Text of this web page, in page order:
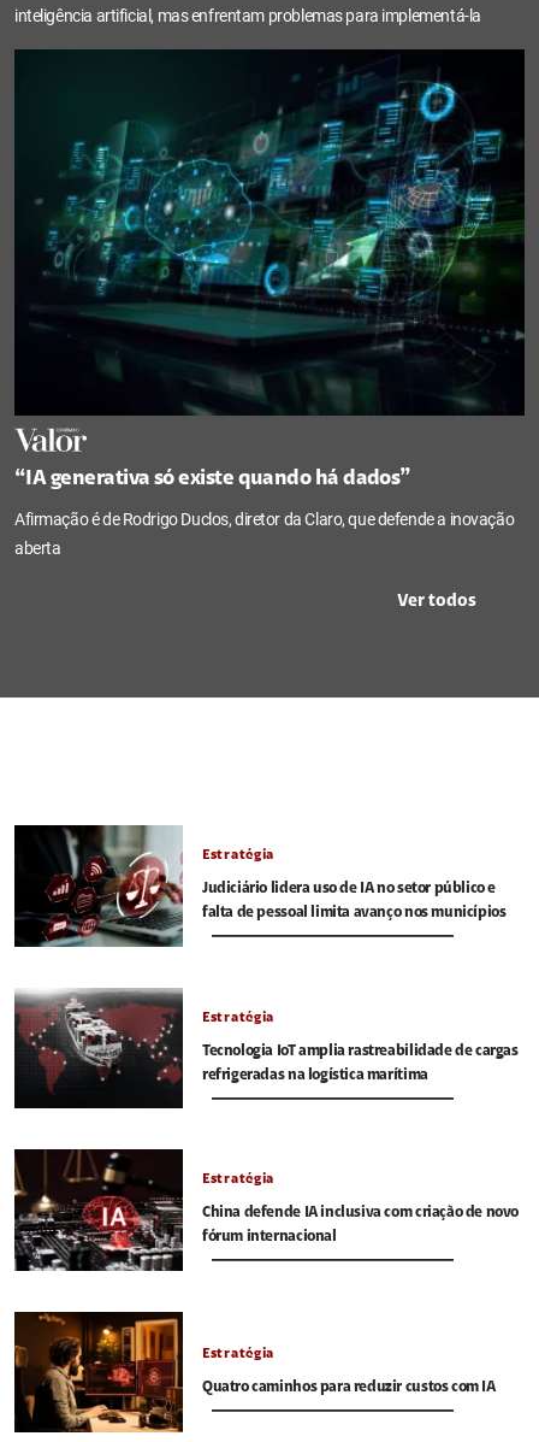
inteligência artificial, mas enfrentam problemas para implementá-la
“IA generativa só existe quando há dados”
Afirmação é de Rodrigo Duclos, diretor da Claro, que defende a inovação
aberta
Ver todos
Estratégia
Judiciário lidera uso de IA no setor público e
falta de pessoal limita avanço nos municípios
Estratégia
Tecnologia IoT amplia rastreabilidade de cargas
refrigeradas na logística marítima
Estratégia
China defende IA inclusiva com criação de novo
fórum internacional
Estratégia
Quatro caminhos para reduzir custos com IA